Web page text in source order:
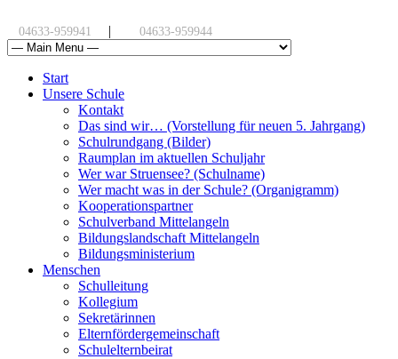
04633-959941 | 04633-959944
Start
Unsere Schule
Kontakt
Das sind wir… (Vorstellung für neuen 5. Jahrgang)
Schulrundgang (Bilder)
Raumplan im aktuellen Schuljahr
Wer war Struensee? (Schulname)
Wer macht was in der Schule? (Organigramm)
Kooperationspartner
Schulverband Mittelangeln
Bildungslandschaft Mittelangeln
Bildungsministerium
Menschen
Schulleitung
Kollegium
Sekretärinnen
Elternfördergemeinschaft
Schulelternbeirat